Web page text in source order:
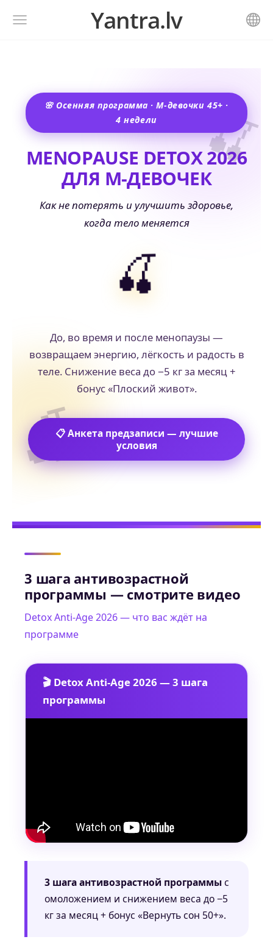
Yantra.lv
🍒
🍒
🌸 Осенняя программа · М-девочки 45+ ·
4 недели
MENOPAUSE DETOX 2026
ДЛЯ М-ДЕВОЧЕК
Как не потерять и улучшить здоровье,
когда тело меняется
🍒
До, во время и после менопаузы —
возвращаем энергию, лёгкость и радость в
теле. Снижение веса до −5 кг за месяц +
бонус «Плоский живот».
📋 Анкета предзаписи — лучшие
условия
3 шага антивозрастной
программы — смотрите видео
Detox Anti-Age 2026 — что вас ждёт на
программе
🎬 Detox Anti-Age 2026 — 3 шага
программы
3 шага антивозрастной программы с
омоложением и снижением веса до −5
кг за месяц + бонус «Вернуть сон 50+».